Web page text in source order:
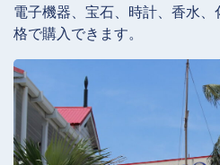
電子機器、宝石、時計、香水
格で購入できます。